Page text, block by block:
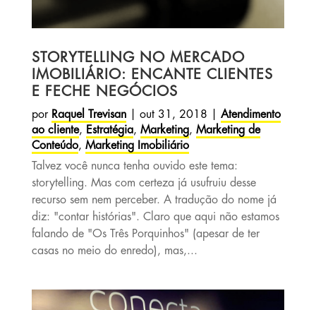
STORYTELLING NO MERCADO
IMOBILIÁRIO: ENCANTE CLIENTES
E FECHE NEGÓCIOS
por Raquel Trevisan| out 31, 2018
Atendimento
ao cliente, Estratégia, Marketing, Marketing de
Conteúdo, Marketing Imobiliário
Talvez você nunca tenha ouvido este tema:
storytelling. Mas com certeza já usufruiu desse
recurso sem nem perceber. A tradução do nome já
diz: "contar histórias". Claro que aqui não estamos
falando de "Os Três Porquinhos" (apesar de ter
casas no meio do enredo), mas,...